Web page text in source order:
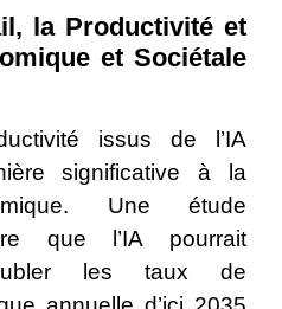
la Productivité et
et Sociétale
issus de l’IA
significative à la
Une étude
que l’IA pourrait
les taux de